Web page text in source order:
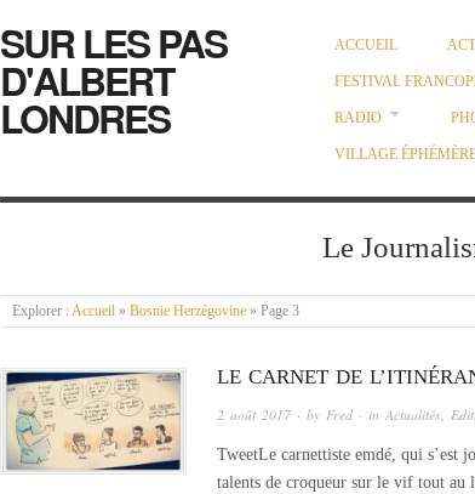
SUR LES PAS
D'ALBERT
LONDRES
ACCUEIL
FESTIVAL
RADIO
VILLAGE
Le
Explorer : Accueil » Bosnie Herzégovine » Page 3
LE CARNET DE
2 août 2017 · by Fred · in Actualités,
TweetLe carnettiste emdé, qui s’est
talents de croqueur sur le vif tout au